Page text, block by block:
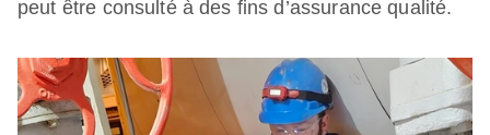
peut être consulté à des fins d’assurance qualité.